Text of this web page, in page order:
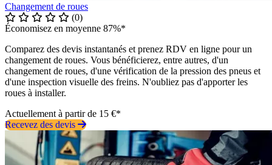
Changement de roues
(0)
Économisez en moyenne 87%*
Comparez des devis instantanés et prenez RDV en ligne pour un
changement de roues. Vous bénéficierez, entre autres, d'un
changement de roues, d'une vérification de la pression des pneus et
d'une inspection visuelle des freins. N'oubliez pas d'apporter les
roues à installer.
Actuellement à partir de 15 €*
Recevez des devis